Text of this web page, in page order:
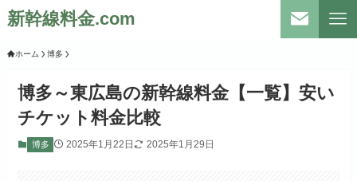
新幹線料金.com
ホーム 博多
博多～東広島の新幹線料金【一覧】安い
チケット料金比較
博多 2025年1月22日 2025年1月29日